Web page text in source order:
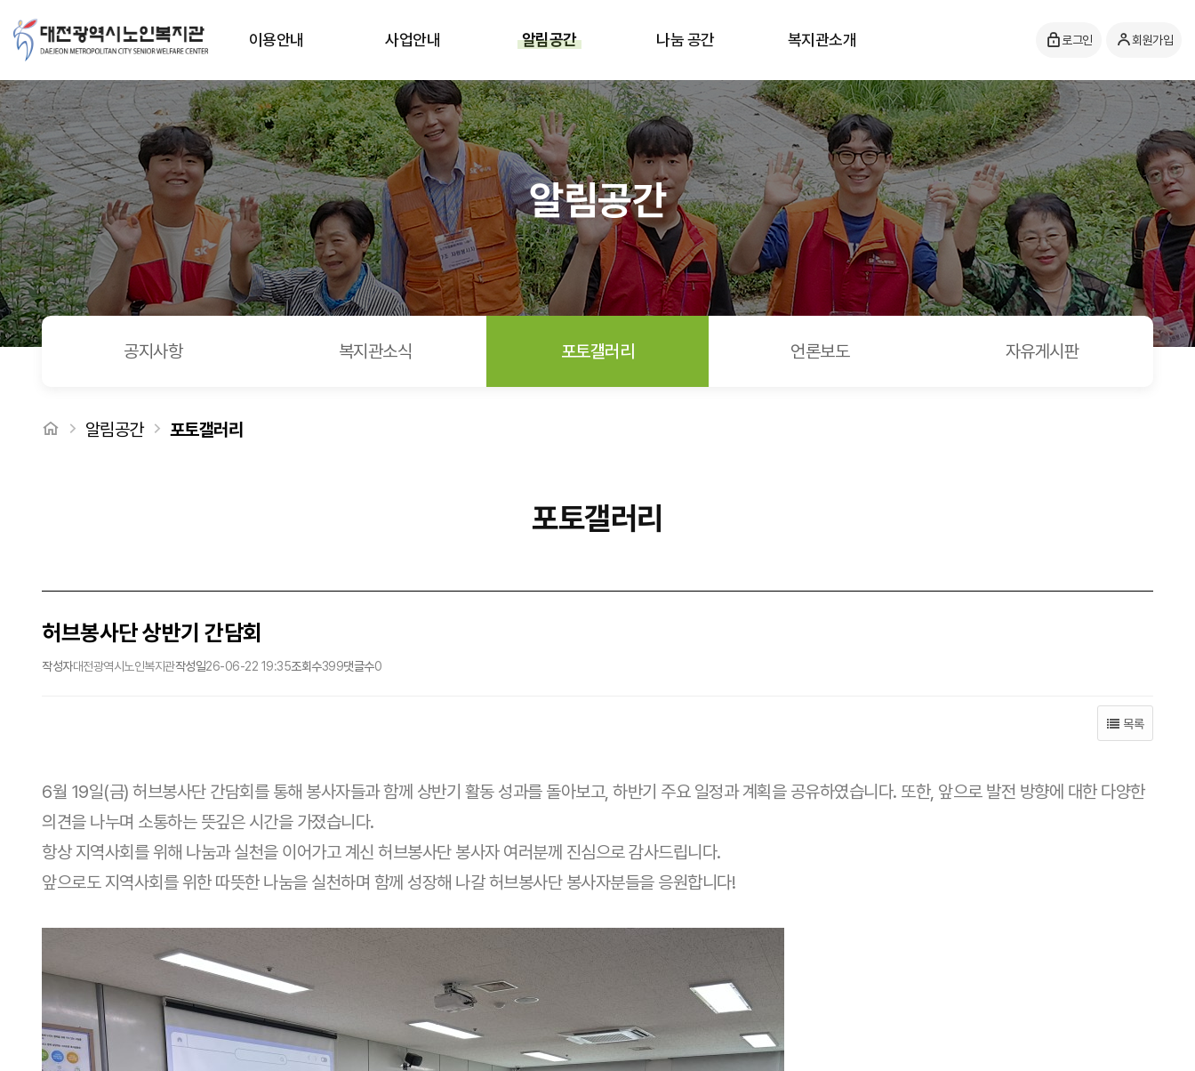
허브봉사단 상반기 간담회 > 포토갤러리
이용안내 사업안내 알림공간 나눔 공간 복지관소개 로그인 회원가입
알림공간
공지사항 복지관소식 포토갤러리 언론보도 자유게시판
처음으로
알림공간 포토갤러리
포토갤러리
허브봉사단 상반기 간담회
작성자대전광역시노인복지관작성일26-06-22 19:35조회수399댓글수0
목록
6월 19일(금) 허브봉사단 간담회를 통해 봉사자들과 함께 상반기 활동 성과를 돌아보고, 하반기 주요 일정과 계획을 공유하였습니다. 또한, 앞으로 발전 방향에 대한 다양한
의견을 나누며 소통하는 뜻깊은 시간을 가졌습니다.
항상 지역사회를 위해 나눔과 실천을 이어가고 계신 허브봉사단 봉사자 여러분께 진심으로 감사드립니다.
앞으로도 지역사회를 위한 따뜻한 나눔을 실천하며 함께 성장해 나갈 허브봉사단 봉사자분들을 응원합니다!